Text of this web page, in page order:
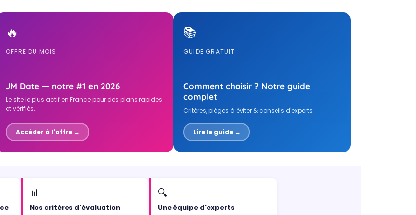
🔥
OFFRE DU MOIS
JM Date — notre #1 en 2026
Le site le plus actif en France pour des plans rapides
et vérifiés.
Accéder à l'offre →
📚
GUIDE GRATUIT
Comment choisir ? Notre guide
complet
Critères, pièges à éviter & conseils d'experts.
Lire le guide →
📊
Nos critères d'évaluation
🔍
Une équipe d'experts